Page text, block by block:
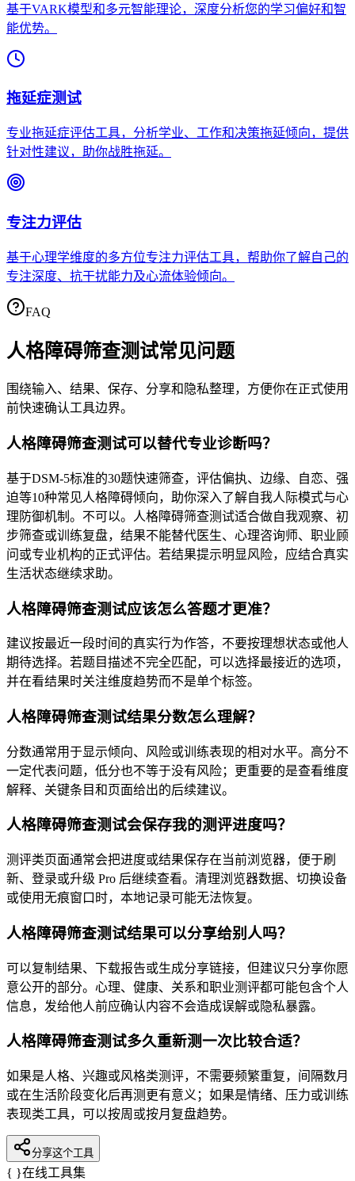
基于VARK模型和多元智能理论，深度分析您的学习偏好和智
能优势。
拖延症测试
专业拖延症评估工具，分析学业、工作和决策拖延倾向，提供
针对性建议，助你战胜拖延。
专注力评估
基于心理学维度的多方位专注力评估工具，帮助你了解自己的
专注深度、抗干扰能力及心流体验倾向。
FAQ
人格障碍筛查测试常见问题
围绕输入、结果、保存、分享和隐私整理，方便你在正式使用
前快速确认工具边界。
人格障碍筛查测试可以替代专业诊断吗？
基于DSM-5标准的30题快速筛查，评估偏执、边缘、自恋、强
迫等10种常见人格障碍倾向，助你深入了解自我人际模式与心
理防御机制。不可以。人格障碍筛查测试适合做自我观察、初
步筛查或训练复盘，结果不能替代医生、心理咨询师、职业顾
问或专业机构的正式评估。若结果提示明显风险，应结合真实
生活状态继续求助。
人格障碍筛查测试应该怎么答题才更准？
建议按最近一段时间的真实行为作答，不要按理想状态或他人
期待选择。若题目描述不完全匹配，可以选择最接近的选项，
并在看结果时关注维度趋势而不是单个标签。
人格障碍筛查测试结果分数怎么理解？
分数通常用于显示倾向、风险或训练表现的相对水平。高分不
一定代表问题，低分也不等于没有风险；更重要的是查看维度
解释、关键条目和页面给出的后续建议。
人格障碍筛查测试会保存我的测评进度吗？
测评类页面通常会把进度或结果保存在当前浏览器，便于刷
新、登录或升级 Pro 后继续查看。清理浏览器数据、切换设备
或使用无痕窗口时，本地记录可能无法恢复。
人格障碍筛查测试结果可以分享给别人吗？
可以复制结果、下载报告或生成分享链接，但建议只分享你愿
意公开的部分。心理、健康、关系和职业测评都可能包含个人
信息，发给他人前应确认内容不会造成误解或隐私暴露。
人格障碍筛查测试多久重新测一次比较合适？
如果是人格、兴趣或风格类测评，不需要频繁重复，间隔数月
或在生活阶段变化后再测更有意义；如果是情绪、压力或训练
表现类工具，可以按周或按月复盘趋势。
分享这个工具
{ }在线工具集